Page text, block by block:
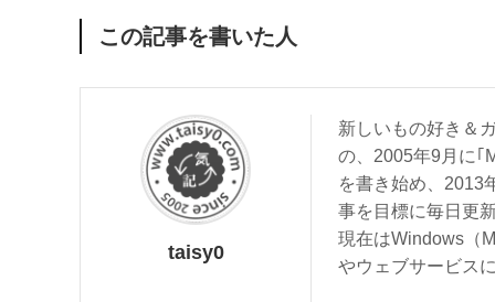
この記事を書いた人
taisy0
新しいもの好き＆
の、2005年9月に｢
を書き始め、2013
事を目標に毎日更
現在はWindows（
やウェブサービス